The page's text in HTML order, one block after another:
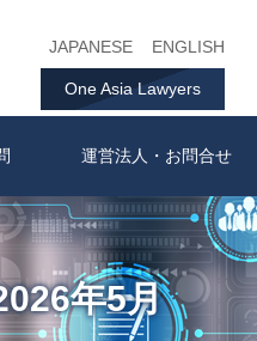
JAPANESE ENGLISH
One Asia Lawyers
運営法人・お問合せ
年5月